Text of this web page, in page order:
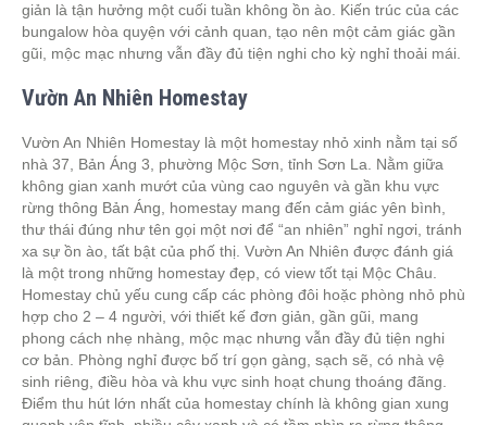
giản là tận hưởng một cuối tuần không ồn ào. Kiến trúc của các
bungalow hòa quyện với cảnh quan, tạo nên một cảm giác gần
gũi, mộc mạc nhưng vẫn đầy đủ tiện nghi cho kỳ nghỉ thoải mái.
Vườn An Nhiên Homestay
Vườn An Nhiên Homestay là một homestay nhỏ xinh nằm tại số
nhà 37, Bản Áng 3, phường Mộc Sơn, tỉnh Sơn La. Nằm giữa
không gian xanh mướt của vùng cao nguyên và gần khu vực
rừng thông Bản Áng, homestay mang đến cảm giác yên bình,
thư thái đúng như tên gọi một nơi để “an nhiên” nghỉ ngơi, tránh
xa sự ồn ào, tất bật của phố thị. Vườn An Nhiên được đánh giá
là một trong những homestay đẹp, có view tốt tại Mộc Châu.
Homestay chủ yếu cung cấp các phòng đôi hoặc phòng nhỏ phù
hợp cho 2 – 4 người, với thiết kế đơn giản, gần gũi, mang
phong cách nhẹ nhàng, mộc mạc nhưng vẫn đầy đủ tiện nghi
cơ bản. Phòng nghỉ được bố trí gọn gàng, sạch sẽ, có nhà vệ
sinh riêng, điều hòa và khu vực sinh hoạt chung thoáng đãng.
Điểm thu hút lớn nhất của homestay chính là không gian xung